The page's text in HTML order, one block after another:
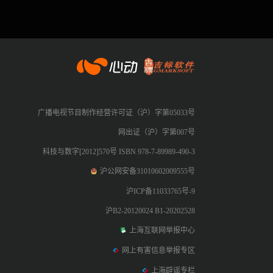
广播电视节目制作经营许可证（沪）字第05033号
网出证（沪）字第007号
科技与数字[2012]570号 ISBN 978-7-89989-490-3
沪公网安备31010602009555号
沪ICP备11033765号-9
沪B2-20120024 B1-20202528
上海互联网举报中心
网上有害信息举报专区
上海辟谣专栏
心动网络